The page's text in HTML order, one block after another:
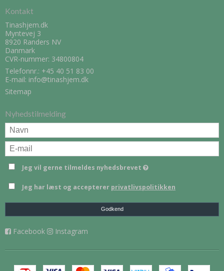
Kontakt
Tinashjem.dk
Myntevej 3
8920 Randers NV
Danmark
CVR-nummer: 34800804
Telefonnr.: +45 40 51 83 00
E-mail: info@tinashjem.dk
Sitemap
Nyhedstilmelding
Jeg vil gerne tilmeldes nyhedsbrevet
Jeg har læst og accepterer privatlivspolitikken
Godkend
Facebook Instagram